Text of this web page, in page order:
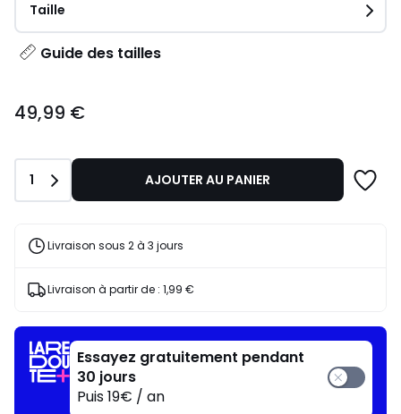
Taille
Guide des tailles
€.
49,99 €
Quantité
1 AJOUTER AU PANIER
Livraison sous 2 à 3 jours
Livraison à partir de : 1,99 €
Essayez gratuitement pendant
30 jours
Puis 19€ / an